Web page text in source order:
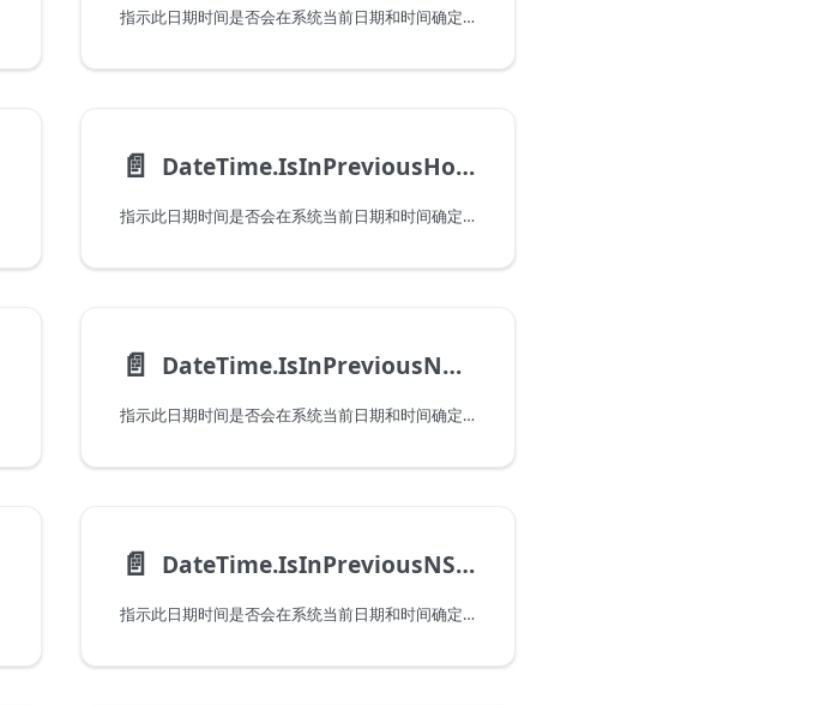
指示此日期时间是否会在系统当前日期和时间确定的下一秒数中出现。请注意，当传递一个在当前秒内出现的值时，此函数将返回 false。
📄️ DateTime.IsInPreviousHour
指示此日期时间是否会在系统当前日期和时间确定的上一小时中出现。请注意，当传递一个在当前小时内出现的值时，此函数将返回 false。
📄️ DateTime.IsInPreviousNHours
指示此日期时间是否会在系统当前日期和时间确定的上一小时数中出现。请注意，当传递一个在当前小时内出现的值时，此函数将返回 false。
📄️ DateTime.IsInPreviousNSeconds
指示此日期时间是否会在系统当前日期和时间确定的上一秒数中出现。请注意，当传递一个在当前秒内出现的值时，此函数将返回 false。